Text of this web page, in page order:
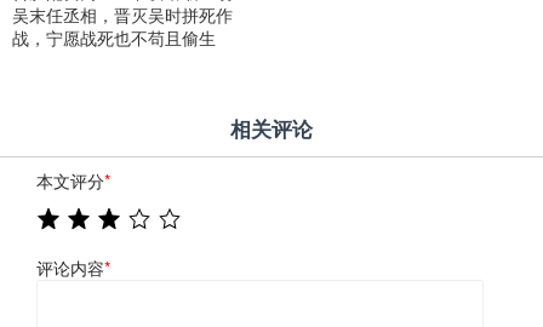
吴末任丞相，晋灭吴时拼死作
战，宁愿战死也不苟且偷生
相关评论
本文评分*
评论内容*